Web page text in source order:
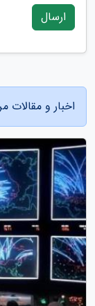
ارسال
اخبار و مقالات